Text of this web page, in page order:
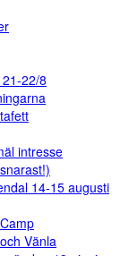
22/8
intresse
14-15 augusti
Vänla